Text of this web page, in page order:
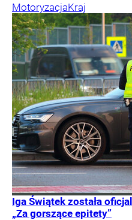
MotoryzacjaKraj
Iga Świątek została
„Za gorszące epitety”